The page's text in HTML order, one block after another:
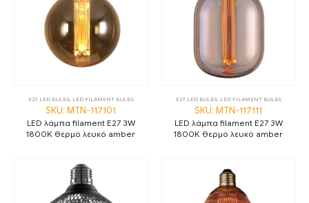
E27, LED BULBS, LED FILAMENT BULBS
SKU: MTN-117101
LED λάμπα filament E27 3W
1800K θερμό λευκό amber
E27, LED BULBS, LED FILAMENT BULBS
SKU: MTN-117111
LED λάμπα filament E27 3W
1800K θερμό λευκό amber